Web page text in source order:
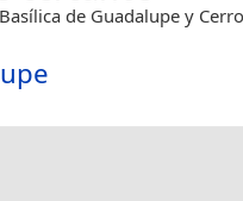
de Guadalupe y